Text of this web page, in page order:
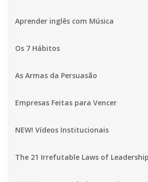
Aprender inglês com Música
Os 7 Hábitos
As Armas da Persuasão
Empresas Feitas para Vencer
NEW! Vídeos Institucionais
The 21 Irrefutable Laws of Leadership